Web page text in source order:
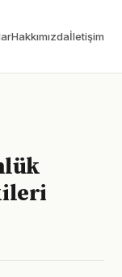
Hakkımızdaİletişim